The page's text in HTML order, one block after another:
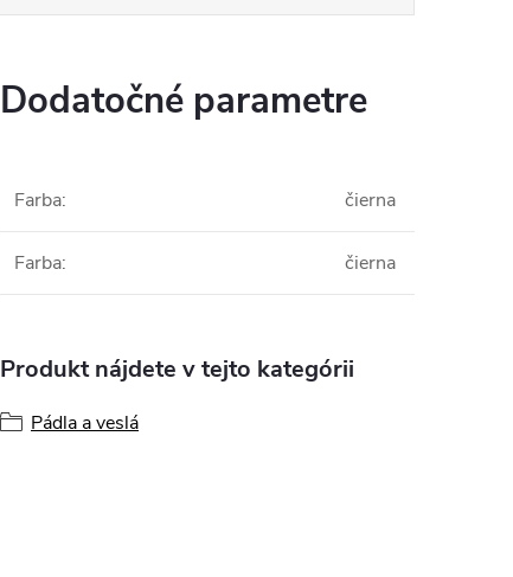
Dodatočné parametre
Farba: čierna
Farba: čierna
Produkt nájdete v tejto kategórii
Pádla a veslá